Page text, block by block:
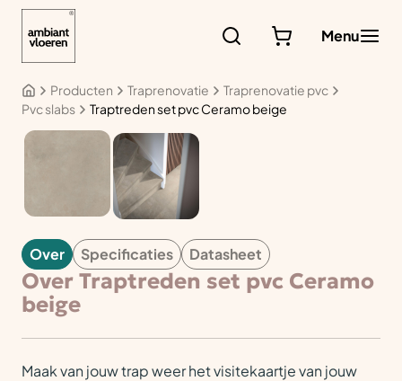
Menu
Producten Traprenovatie
Traprenovatie pvc
Pvc slabs
Traptreden set pvc Ceramo beige
TRAPRENOVATIE
Over Specificaties Datasheet
Over Traptreden set pvc Ceramo
beige
Maak van jouw trap weer het visitekaartje van jouw